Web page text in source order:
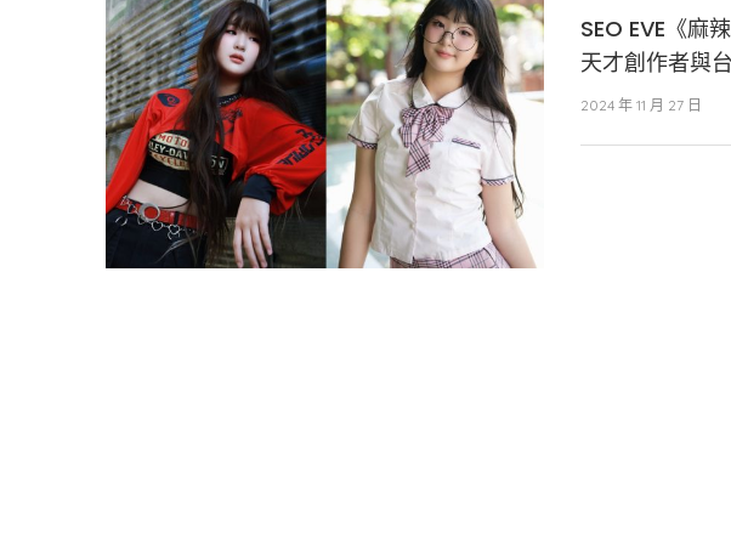
SEO EVE《麻
天才創作者與
2024 年 11 月 27 日